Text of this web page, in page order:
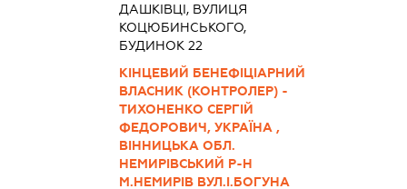
ДАШКІВЦІ, ВУЛИЦЯ
КОЦЮБИНСЬКОГО,
БУДИНОК 22
КІНЦЕВИЙ БЕНЕФІЦІАРНИЙ
ВЛАСНИК (КОНТРОЛЕР) -
ТИХОНЕНКО СЕРГІЙ
ФЕДОРОВИЧ, УКРАЇНА ,
ВІННИЦЬКА ОБЛ.
НЕМИРІВСЬКИЙ Р-Н
М.НЕМИРІВ ВУЛ.І.БОГУНА